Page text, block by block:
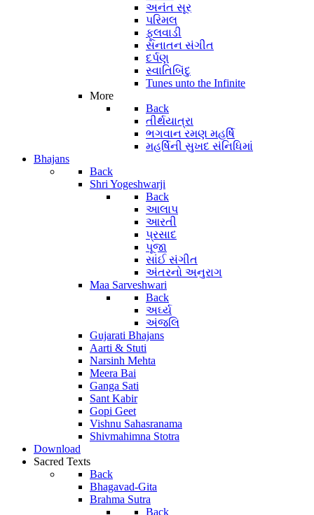
અનંત સૂર
પરિમલ
ફૂલવાડી
સનાતન સંગીત
દર્પણ
સ્વાતિબિંદુ
Tunes unto the Infinite
More
Back
તીર્થયાત્રા
ભગવાન રમણ મહર્ષિ
મહર્ષિની સુખદ સંનિધિમાં
Bhajans
Back
Shri Yogeshwarji
Back
આલાપ
આરતી
પ્રસાદ
પૂજા
સાંઈ સંગીત
અંતરનો અનુરાગ
Maa Sarveshwari
Back
અર્ઘ્ય
અંજલિ
Gujarati Bhajans
Aarti & Stuti
Narsinh Mehta
Meera Bai
Ganga Sati
Sant Kabir
Gopi Geet
Vishnu Sahasranama
Shivmahimna Stotra
Download
Sacred Texts
Back
Bhagavad-Gita
Brahma Sutra
Back